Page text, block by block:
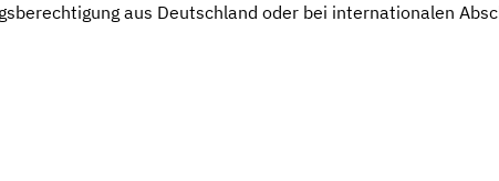
aus Deutschland oder bei internationalen